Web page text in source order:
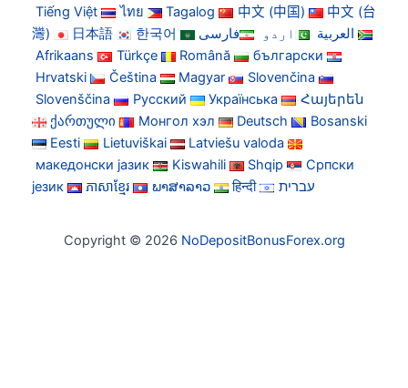
Tiếng Việt
ไทย Tagalog 中文 (中国)
中文 (台
灣)
日本語 한국어 العربية اردو
فارسی
Afrikaans
Türkçe Română
български
Hrvatski
Čeština Magyar
Slovenčina
Slovenščina
Русский Українська
Հայերեն
ქართული
Монгол хэл Deutsch
Bosanski
Eesti
Lietuviškai
Latviešu valoda
македонски јазик
Kiswahili Shqip
Српски
језик
ភាសាខ្មែរ ພາສາລາວ हिन्दी עברית
Copyright © 2026 NoDepositBonusForex.org